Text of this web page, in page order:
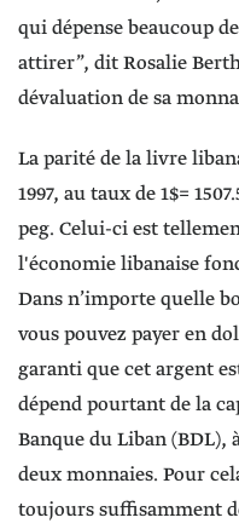
qui dépense beaucoup
attirer”, dit Rosalie
dévaluation de sa
La parité de la livre
1997, au taux de 1$=
peg. Celui-ci est
l'économie libanaise
Dans n’importe quelle
vous pouvez payer en
garanti que cet argent
dépend pourtant de la
Banque du Liban (BDL),
deux monnaies. Pour
toujours suffisamment